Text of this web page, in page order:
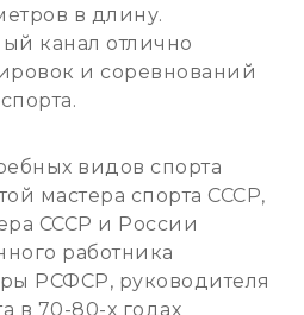
в длину.
канал отлично
и соревнований
видов спорта
мастера спорта СССР,
СССР и России
работника
РСФСР, руководителя
в 70-80-х годах